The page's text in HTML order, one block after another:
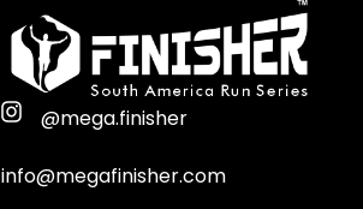
@mega.finisher
info@megafinisher.com